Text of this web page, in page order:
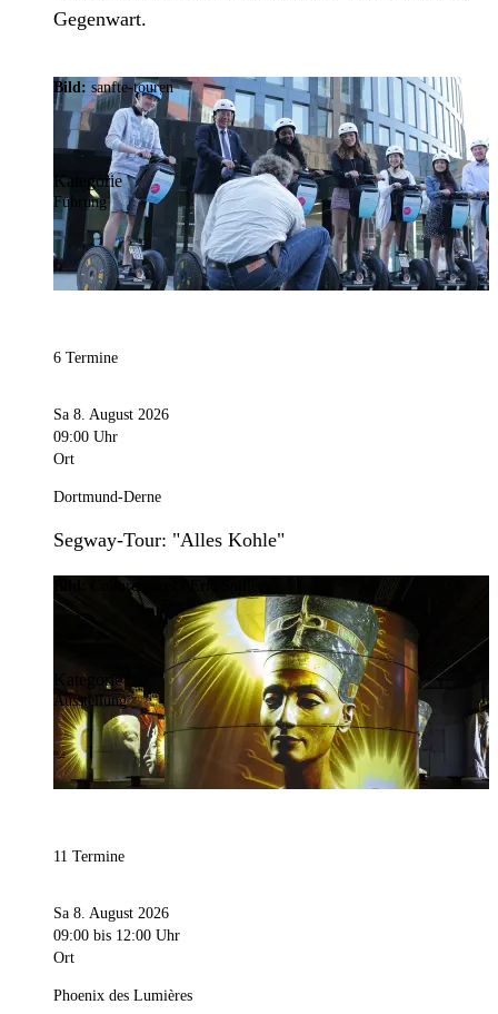
Gegenwart.
Bild: sanfte-touren
Kategorie
Führung
6 Termine
Sa 8. August 2026
09:00 Uhr
Ort
Dortmund-Derne
Segway-Tour: "Alles Kohle"
Culturespaces / Eric Spiller
Kategorie
Ausstellung
11 Termine
Sa 8. August 2026
09:00 bis 12:00 Uhr
Ort
Phoenix des Lumières